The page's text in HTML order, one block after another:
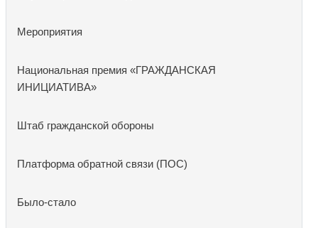
Мероприятия
Национальная премия «ГРАЖДАНСКАЯ
ИНИЦИАТИВА»
Штаб гражданской обороны
Платформа обратной связи (ПОС)
Было-стало